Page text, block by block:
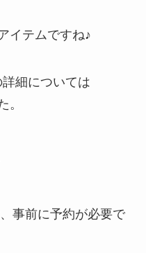
イテムですね♪
細については
。
事前に予約が必要で